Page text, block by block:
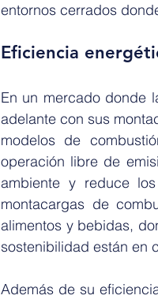
entornos cerrados
Eficiencia
En un mercado donde
adelante con sus
modelos de
operación libre de
ambiente y reduce
montacargas de
alimentos y bebidas,
sostenibilidad están en
Además de su